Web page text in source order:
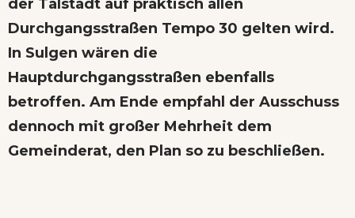
der Talstadt auf praktisch allen
Durchgangsstraßen Tempo 30 gelten wird.
In Sulgen wären die
Hauptdurchgangsstraßen ebenfalls
betroffen. Am Ende empfahl der Ausschuss
dennoch mit großer Mehrheit dem
Gemeinderat, den Plan so zu beschließen.